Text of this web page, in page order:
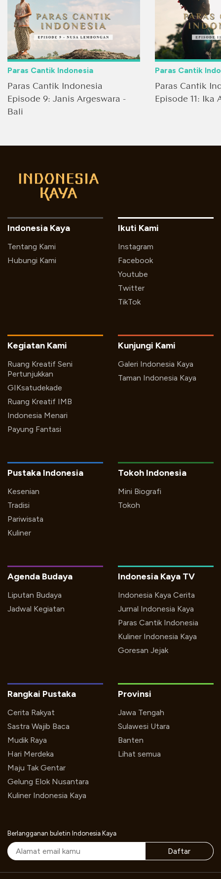
Paras Cantik Indonesia
Paras Cantik Indonesia
Episode 9: Janis Argeswara -
Bali
Paras Cantik
Paras Cantik
Episode 11: Ika
Indonesia Kaya
Tentang Kami
Hubungi Kami
Ikuti Kami
Instagram
Facebook
Youtube
Twitter
TikTok
Kegiatan Kami
Ruang Kreatif Seni
Pertunjukkan
GIKsatudekade
Ruang Kreatif IMB
Indonesia Menari
Payung Fantasi
Kunjungi Kami
Galeri Indonesia Kaya
Taman Indonesia Kaya
Pustaka Indonesia
Kesenian
Tradisi
Pariwisata
Kuliner
Tokoh Indonesia
Mini Biografi
Tokoh
Indonesia Kaya TV
Indonesia Kaya Cerita
Jurnal Indonesia Kaya
Paras Cantik Indonesia
Kuliner Indonesia Kaya
Goresan Jejak
Agenda Budaya
Liputan Budaya
Jadwal Kegiatan
Rangkai Pustaka
Cerita Rakyat
Sastra Wajib Baca
Mudik Raya
Hari Merdeka
Maju Tak Gentar
Gelung Elok Nusantara
Kuliner Indonesia Kaya
Provinsi
Jawa Tengah
Sulawesi Utara
Banten
Lihat semua
Berlangganan buletin Indonesia Kaya
Daftar